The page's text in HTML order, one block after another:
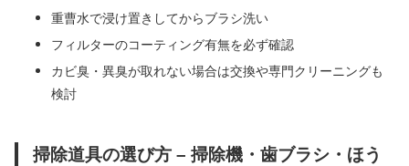
重曹水で浸け置きしてからブラシ洗い
フィルターのコーティング有無を必ず確認
カビ臭・異臭が取れない場合は交換や専門クリーニングも
検討
掃除道具の選び方 – 掃除機・歯ブラシ・ほう